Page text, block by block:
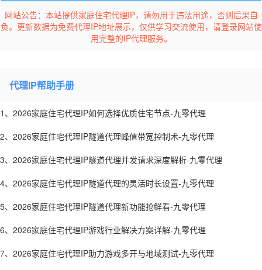
网站公告：本站提供家庭住宅代理IP，请勿用于违法用途，否则后果自
负。更新数据为免费代理IP地址展示，仅供学习交流使用，请登录网站使
用完整的IP代理服务。
代理IP帮助手册
1、2026家庭住宅代理IP如何选择优质住宅节点-九零代理
2、2026家庭住宅代理IP隧道代理峰值带宽控制术-九零代理
3、2026家庭住宅代理IP隧道代理并发请求深度解析-九零代理
4、2026家庭住宅代理IP隧道代理的灵活时长设置-九零代理
5、2026家庭住宅代理IP隧道代理新功能抢鲜看-九零代理
6、2026家庭住宅代理IP游戏行业解决方案详解-九零代理
7、2026家庭住宅代理IP助力游戏多开与地域测试-九零代理